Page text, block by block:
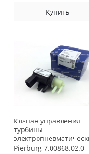
1995
1992
1990
Купить
Клапан управления
турбины
Pierburg 7.00868.02.0